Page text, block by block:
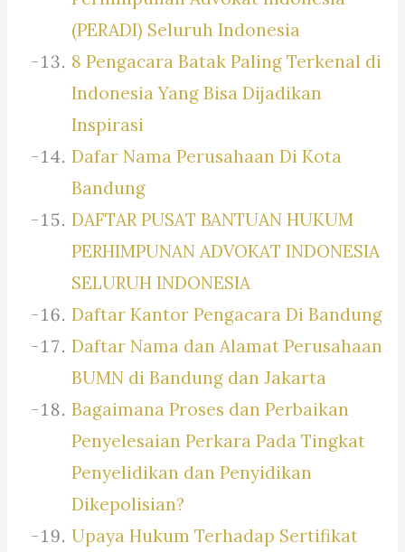
(PERADI) Seluruh Indonesia
8 Pengacara Batak Paling Terkenal di
Indonesia Yang Bisa Dijadikan
Inspirasi
Dafar Nama Perusahaan Di Kota
Bandung
DAFTAR PUSAT BANTUAN HUKUM
PERHIMPUNAN ADVOKAT INDONESIA
SELURUH INDONESIA
Daftar Kantor Pengacara Di Bandung
Daftar Nama dan Alamat Perusahaan
BUMN di Bandung dan Jakarta
Bagaimana Proses dan Perbaikan
Penyelesaian Perkara Pada Tingkat
Penyelidikan dan Penyidikan
Dikepolisian?
Upaya Hukum Terhadap Sertifikat